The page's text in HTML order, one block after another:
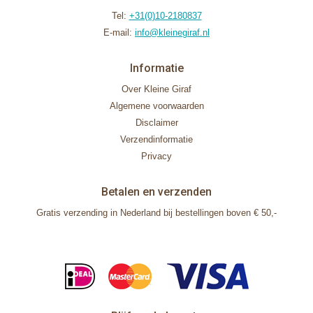
Tel: +31(0)10-2180837
E-mail: info@kleinegiraf.nl
Informatie
Over Kleine Giraf
Algemene voorwaarden
Disclaimer
Verzendinformatie
Privacy
Betalen en verzenden
Gratis verzending in Nederland bij bestellingen boven € 50,-